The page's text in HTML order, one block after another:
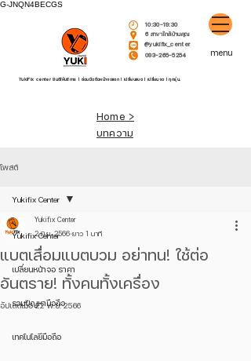
G-JNQN4BECGS
10:30-19:30
6 สาขาใกล้บ้านคุณ
@yukifix_center
093-265-5254
YukiFix center ยินดีให้บริการ l ซ่อมมือถือหน้าจอแตก l เปลี่ยนแบต l เปลี่ยนจอ l ทุกรุ่น.
menu
Home >
บทความ
โพสต์
Yukifix Center
เปลี่ยนหน้าจอ ราคา
รวมปัญหามือถือ
เทคโนโลยีมือถือ
Yukifix Center
แบตเสื่อมแบตบวม อย่าทน! ใช้ต่อ
อันตราย! ทั้งคนทั้งเครื่อง
Yukifix Center
2 มิ.ย. 2566 ยาว 1 นาที
อัปเดตเมื่อ22 พ.ย. 2566